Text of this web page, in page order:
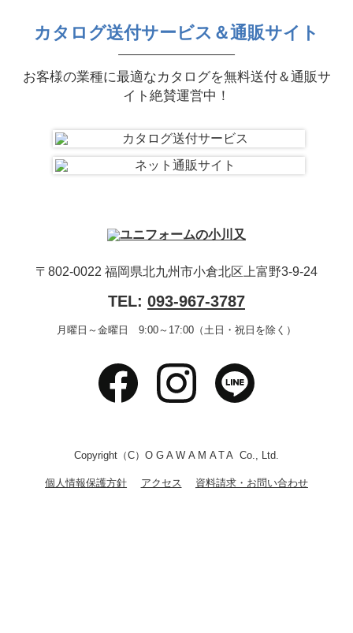
カタログ送付サービス＆通販サイト
お客様の業種に最適なカタログを無料送付＆通販サ
イト絶賛運営中！
〒802-0022 福岡県北九州市小倉北区上富野3-9-24
TEL: 093-967-3787
月曜日～金曜日 9:00～17:00（土日・祝日を除く）
Copyright（C）OGAWAMATA Co., Ltd.
個人情報保護方針 アクセス 資料請求・お問い合わせ